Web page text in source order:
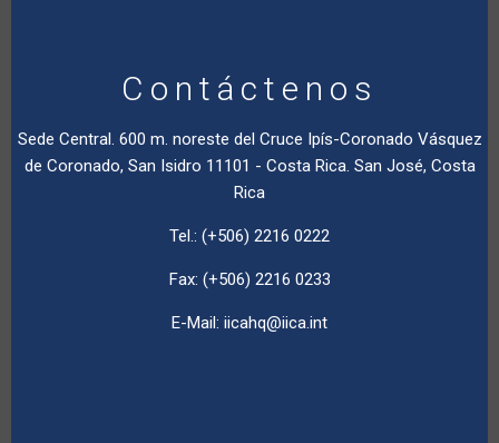
Contáctenos
Sede Central. 600 m. noreste del Cruce Ipís-Coronado Vásquez
de Coronado, San Isidro 11101 - Costa Rica. San José, Costa
Rica
Tel.: (+506) 2216 0222
Fax: (+506) 2216 0233
E-Mail: iicahq@iica.int